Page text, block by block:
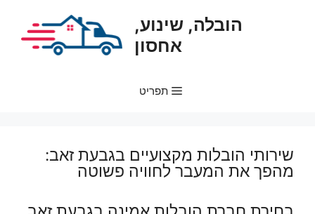
הובלה, שינוע,
אחסון
תפריט
שירותי הובלות מקצועיים בגבעת זאב:
מהפך את המעבר לחוויה פשוטה